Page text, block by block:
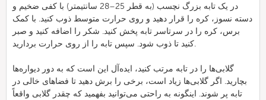
در یک تابه بزرگ نچسب (به قطر 25–28 سانتیمتر) با کفی ضخیم و
دسته نسوز، کره را قرار دهید و روی حرارت متوسط ذوب کنید. با کمک
برس، کره را در سرتاسر تابه پخش کنید. شکر را اضافه کنید و صبر
کنید تا ذوب شود. سپس تابه را از روی حرارت بردارید.
گلابی‌ها را در تابه مرتب کنید، ایده‌آل این است که به دور دیواره‌ها
بچارید. اگر گلابی‌ها زیاد است، برخی را برش دهید تا فضاهای خالی در
تابه پر شوند. اینگونه به راحتی می‌توانید بفهمید که چقدر گلابی واقعاً